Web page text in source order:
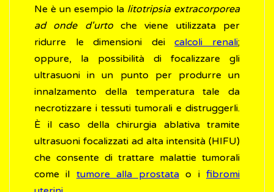
Ne è un esempio la litotripsia extracorporea
ad onde d'urtoche viene utilizzata per
ridurre le dimensioni deicalcoli renali;
oppure, la possibilità di focalizzare gli
ultrasuoni in un punto per produrre un
innalzamento della temperatura tale da
necrotizzare i tessuti tumorali e distruggerli.
È il caso della chirurgia ablativa tramite
ultrasuoni focalizzati ad alta intensità (HIFU)
che consente di trattare malattie tumorali
come il tumore alla prostatao ifibromi